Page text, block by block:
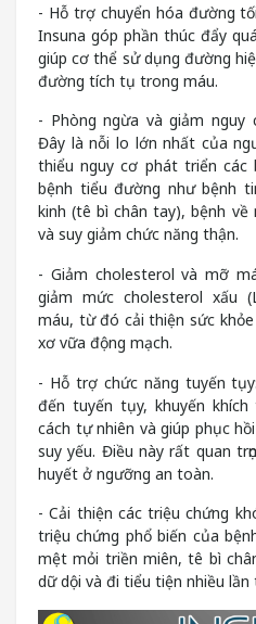
- Hỗ trợ chuyển hóa đường
Insuna góp phần thúc đẩy
giúp cơ thể sử dụng đường
đường tích tụ trong máu.
- Phòng ngừa và giảm nguy
Đây là nỗi lo lớn nhất của
thiểu nguy cơ phát triển các
bệnh tiểu đường như bệnh
kinh (tê bì chân tay), bệnh
và suy giảm chức năng thận.
- Giảm cholesterol và mỡ
giảm mức cholesterol xấu
máu, từ đó cải thiện sức
xơ vữa động mạch.
- Hỗ trợ chức năng tuyến
đến tuyến tụy, khuyến
cách tự nhiên và giúp phục
suy yếu. Điều này rất quan
huyết ở ngưỡng an toàn.
- Cải thiện các triệu chứng
triệu chứng phổ biến của
mệt mỏi triền miên, tê bì
dữ dội và đi tiểu tiện nhiều lần